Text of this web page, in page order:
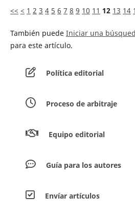
<< < 1 2 3 4 5 6 7 8 9 10 11 12 13 14
También puede Iniciar una
para este artículo.
Política editorial
Proceso de arbitraje
Equipo editorial
Guía para los autores
Envíar artículos